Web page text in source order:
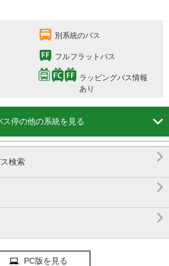
別系統のバス
フルフラットバス
ラッピングバス情報
あり
ス停の他の系統を見る 
検索 


PC版を見る